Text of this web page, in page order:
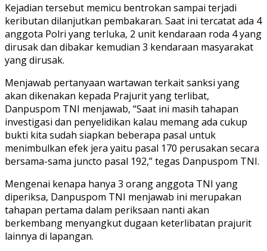
Kejadian tersebut memicu bentrokan sampai terjadi
keributan dilanjutkan pembakaran. Saat ini tercatat ada 4
anggota Polri yang terluka, 2 unit kendaraan roda 4 yang
dirusak dan dibakar kemudian 3 kendaraan masyarakat
yang dirusak.
Menjawab pertanyaan wartawan terkait sanksi yang
akan dikenakan kepada Prajurit yang terlibat,
Danpuspom TNI menjawab, “Saat ini masih tahapan
investigasi dan penyelidikan kalau memang ada cukup
bukti kita sudah siapkan beberapa pasal untuk
menimbulkan efek jera yaitu pasal 170 perusakan secara
bersama-sama juncto pasal 192,” tegas Danpuspom TNI.
Mengenai kenapa hanya 3 orang anggota TNI yang
diperiksa, Danpuspom TNI menjawab ini merupakan
tahapan pertama dalam periksaan nanti akan
berkembang menyangkut dugaan keterlibatan prajurit
lainnya di lapangan.